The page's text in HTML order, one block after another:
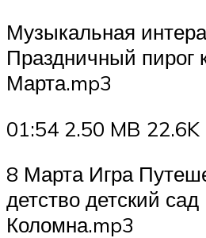
Музыкальная
Праздничный пирог
Марта.mp3
01:54 2.50 MB 22.6K
8 Марта Игра
детство детский
Коломна.mp3